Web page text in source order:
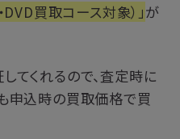
買取コース対象）」が
てくれるので、査定時に
申込時の買取価格で買